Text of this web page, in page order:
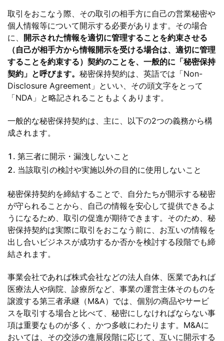
取引をおこなう際、その取引の相手方に自己の営業秘密や
個人情報等について開示する必要があります。その場合
に、 開示された情報を適切に管理することを約束させる
（自己が相手方から情報開示を受ける場合は、適切に管理
することを約束する）契約のことを、一般的に「秘密保持
契約」と呼びます。 秘密保持契約は、英語では「Non-
Disclosure Agreement」といい、その頭文字をとって
「NDA」と略記されることもよくあります。
一般的な秘密保持契約は、主に、以下の2つの義務から構
成されます。
第三者に開示・漏洩しないこと
当該取引の検討や実施以外の目的に使用しないこと
秘密保持契約を締結することで、自分たちが開示する秘密
が守られることから、自己の情報を安心して提供できるよ
うになるため、取引の促進が期待できます。そのため、秘
密保持契約は実際に取引をおこなう前に、お互いの情報を
出し合いビジネスが成功するか否かを検討する段階でも締
結されます。
事業会社であれば株式会社などの法人自体、医業であれば
医療法人や病院、診療所など、事業の運営主体そのものを
譲渡する第三者承継（M&A）では、個別の商品やサービ
スを取引する場合と比べて、秘密にしなければならない事
項は重要なものが多く、かつ多岐にわたります。M&Aに
おいては、その交渉の進展段階に応じて、互いに開示する